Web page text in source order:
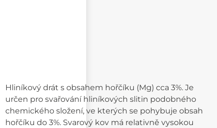
Hliníkový drát s obsahem hořčíku (Mg) cca 3%. Je
určen pro svařování hliníkových slitin podobného
chemického složení, ve kterých se pohybuje obsah
hořčíku do 3%. Svarový kov má relativně vysokou